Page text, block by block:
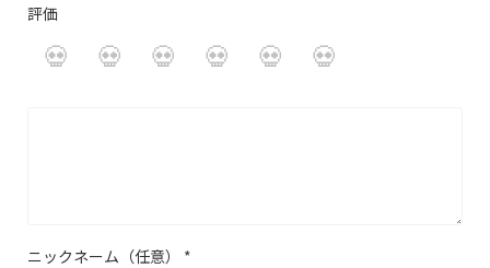
評価
ニックネーム（任意） *